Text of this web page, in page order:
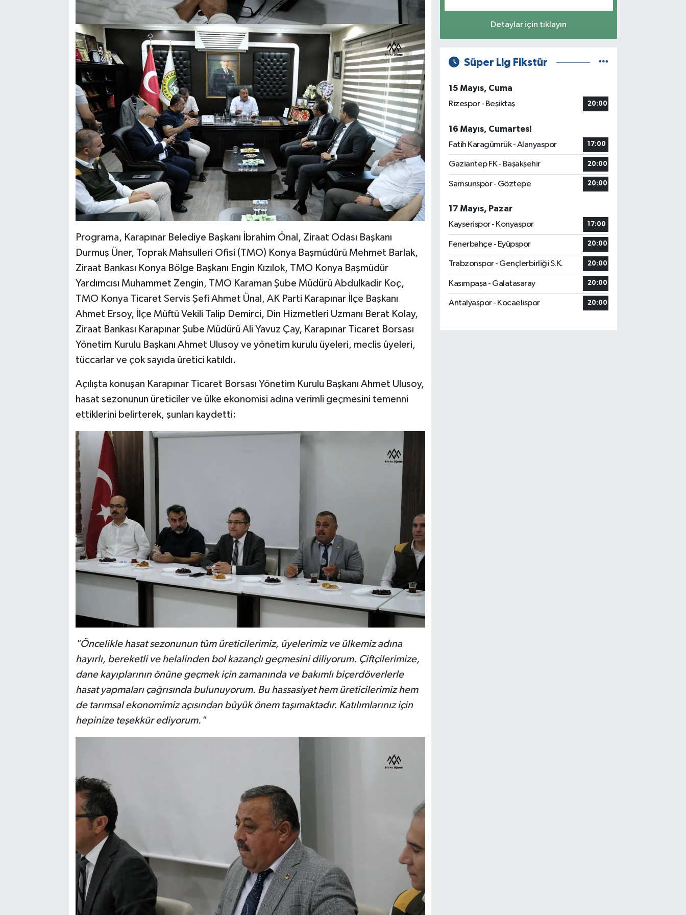
Programa, Karapınar Belediye Başkanı İbrahim Önal, Ziraat Odası Başkanı
Durmuş Üner, Toprak Mahsulleri Ofisi (TMO) Konya Başmüdürü Mehmet Barlak,
Ziraat Bankası Konya Bölge Başkanı Engin Kızılok, TMO Konya Başmüdür
Yardımcısı Muhammet Zengin, TMO Karaman Şube Müdürü Abdulkadir Koç,
TMO Konya Ticaret Servis Şefi Ahmet Ünal, AK Parti Karapınar İlçe Başkanı
Ahmet Ersoy, İlçe Müftü Vekili Talip Demirci, Din Hizmetleri Uzmanı Berat Kolay,
Ziraat Bankası Karapınar Şube Müdürü Ali Yavuz Çay, Karapınar Ticaret Borsası
Yönetim Kurulu Başkanı Ahmet Ulusoy ve yönetim kurulu üyeleri, meclis üyeleri,
tüccarlar ve çok sayıda üretici katıldı.
Açılışta konuşan Karapınar Ticaret Borsası Yönetim Kurulu Başkanı Ahmet Ulusoy,
hasat sezonunun üreticiler ve ülke ekonomisi adına verimli geçmesini temenni
ettiklerini belirterek, şunları kaydetti:
"Öncelikle hasat sezonunun tüm üreticilerimiz, üyelerimiz ve ülkemiz adına
hayırlı, bereketli ve helalinden bol kazançlı geçmesini diliyorum. Çiftçilerimize,
dane kayıplarının önüne geçmek için zamanında ve bakımlı biçerdöverlerle
hasat yapmaları çağrısında bulunuyorum. Bu hassasiyet hem üreticilerimiz hem
de tarımsal ekonomimiz açısından büyük önem taşımaktadır. Katılımlarınız için
hepinize teşekkür ediyorum."
Detaylar için tıklayın
Süper Lig Fikstür
15 Mayıs, Cuma
Rizespor - Beşiktaş
20:00
16 Mayıs, Cumartesi
Fatih Karagümrük - Alanyaspor
17:00
Gaziantep FK - Başakşehir 20:00
Samsunspor - Göztepe 20:00
17 Mayıs, Pazar
Kayserispor - Konyaspor
17:00
Fenerbahçe - Eyüpspor 20:00
Trabzonspor - Gençlerbirliği S.K. 20:00
Kasımpaşa - Galatasaray 20:00
Antalyaspor - Kocaelispor 20:00